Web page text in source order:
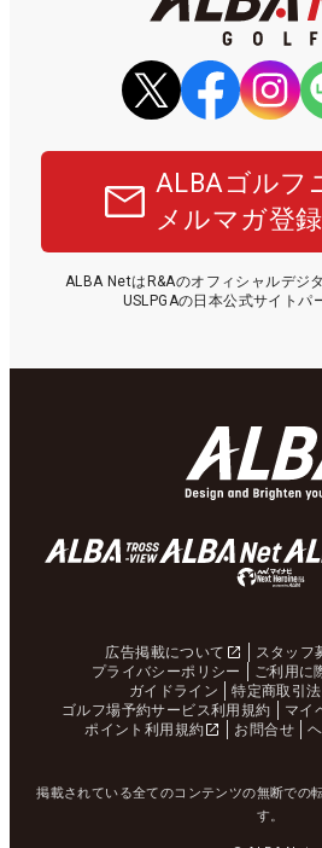
ALBAゴルフ
メルマガ登
ALBA NetはR&Aのオフィシャルデジ
USLPGAの日本公式サイトパ
広告掲載について スタッフ
プライバシーポリシー
ご利用に
ガイドライン
特定商取引
ゴルフ場予約サービス利用規約
マイ
ポイント利用規約
お問合せ
掲載されている全てのコンテンツの無断での
す。